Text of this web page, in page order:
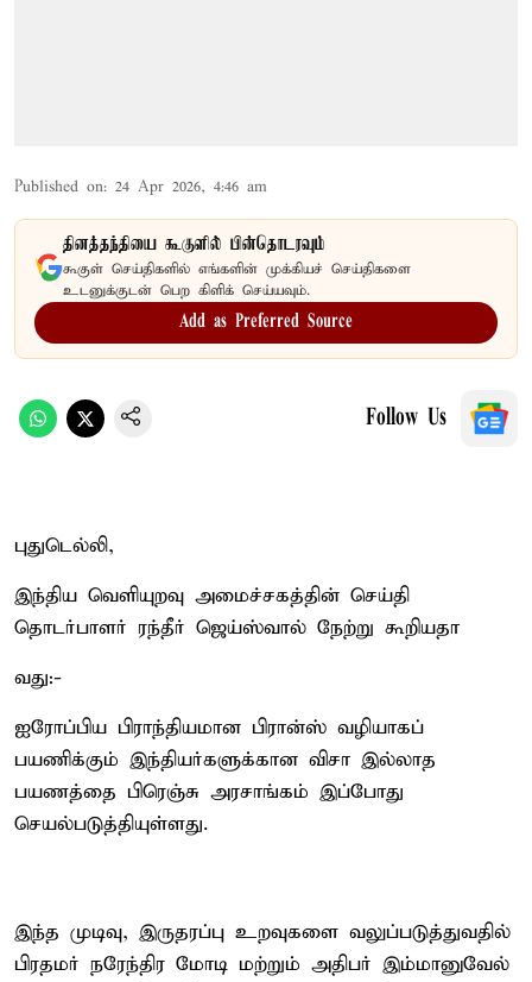
Published on: 24 Apr 2026, 4:46 am
தினத்தந்தியை கூகுளில் பின்தொடரவும்
கூகுள் செய்திகளில் எங்களின் முக்கியச் செய்திகளை
உடனுக்குடன் பெற கிளிக் செய்யவும்.
Add as Preferred Source
Follow Us
புதுடெல்லி,
இந்திய வெளியுறவு அமைச்சகத்தின் செய்தி
தொடர்பாளர் ரந்தீர் ஜெய்ஸ்வால் நேற்று கூறியதா
வது:-
ஐரோப்பிய பிராந்தியமான பிரான்ஸ் வழியாகப்
பயணிக்கும் இந்தியர்களுக்கான விசா இல்லாத
பயணத்தை பிரெஞ்சு அரசாங்கம் இப்போது
செயல்படுத்தியுள்ளது.
இந்த முடிவு, இருதரப்பு உறவுகளை வலுப்படுத்துவதில்
பிரதமர் நரேந்திர மோடி மற்றும் அதிபர் இம்மானுவேல்